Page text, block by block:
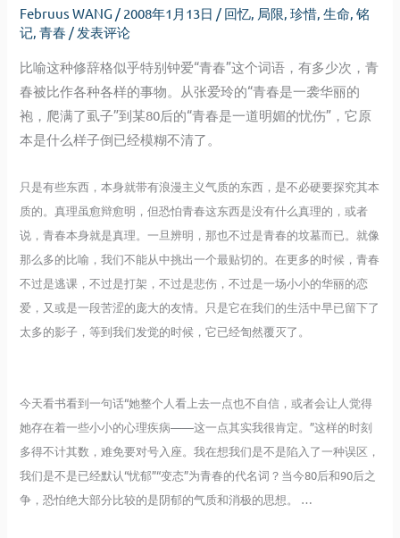
Februus WANG / 2008年1月13日 / 回忆, 局限,珍惜,生命,铭
记,青春 / 发表评论
比喻这种修辞格似乎特别钟爱“青春”这个词语，有多少次，青
春被比作各种各样的事物。从张爱玲的“青春是一袭华丽的
袍，爬满了虱子”到某80后的“青春是一道明媚的忧伤”，它原
本是什么样子倒已经模糊不清了。
只是有些东西，本身就带有浪漫主义气质的东西，是不必硬要探究其本
质的。真理虽愈辩愈明，但恐怕青春这东西是没有什么真理的，或者
说，青春本身就是真理。一旦辨明，那也不过是青春的坟墓而已。就像
那么多的比喻，我们不能从中挑出一个最贴切的。在更多的时候，青春
不过是逃课，不过是打架，不过是悲伤，不过是一场小小的华丽的恋
爱，又或是一段苦涩的庞大的友情。只是它在我们的生活中早已留下了
太多的影子，等到我们发觉的时候，它已经訇然覆灭了。
今天看书看到一句话“她整个人看上去一点也不自信，或者会让人觉得
她存在着一些小小的心理疾病——这一点其实我很肯定。”这样的时刻
多得不计其数，难免要对号入座。我在想我们是不是陷入了一种误区，
我们是不是已经默认“忧郁”“变态”为青春的代名词？当今80后和90后之
争，恐怕绝大部分比较的是阴郁的气质和消极的思想。 …